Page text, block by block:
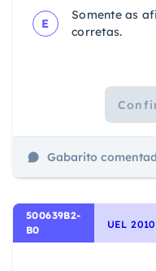
E
Somente as
corretas.
Gabarito
500639B2-
B0